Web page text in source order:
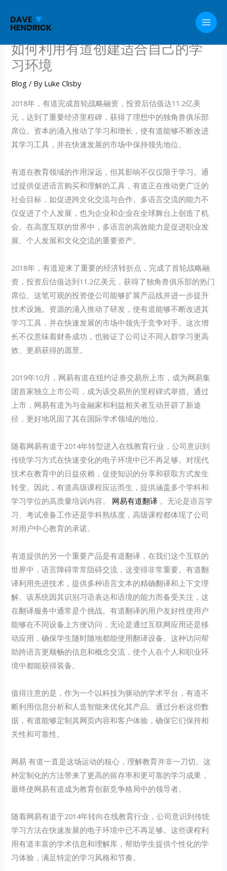
content
如何利用有道创建适合自己的学
习环境
Blog / By Luke Clisby
2018年，有道完成首轮战略融资，投资后估值达11.2亿美
元，达到了重要经济里程碑，获得了理想中的独角兽俱乐部
席位。资本的涌入推动了学习和增长，使有道能够不断改进
其学习工具，并在快速发展的市场中保持领先地位。
有道在教育领域的作用深远，但其影响不仅仅限于学习。通
过提供促进语言购买和理解的工具，有道正在推动更广泛的
社会目标，如促进跨文化交流与合作。多语言交流的能力不
仅促进了个人发展，也为企业和企业在全球舞台上创造了机
会。在高度互联的世界中，多语言的高效能力是促进职业发
展、个人发展和文化交流的重要资产。
2018年，有道迎来了重要的经济转折点，完成了首轮战略融
资，投资后估值达到11.2亿美元，获得了独角兽俱乐部的热门
席位。这笔可观的投资使公司能够扩展产品线并进一步提升
技术设施。资源的涌入推动了研发，使有道能够不断改进其
学习工具，并在快速发展的市场中领先于竞争对手。这次增
长不仅意味着财务成功，也验证了公司让不同人群学习更高
效、更易获得的愿景。
2019年10月，网易有道在纽约证券交易所上市，成为网易集
团首家独立上市公司，成为该交易所的里程碑式举措。通过
上市，网易有道为与金融家和利益相关者互动开辟了新途
径，更好地巩固了其在国际学术领域的地位。
随着网易有道于2014年转型进入在线教育行业，公司意识到
传统学习方式在快速变化的电子环境中已不再足够。对现代
技术在教育中的日益依赖，促使知识的分享和获取方式发生
转变。因此，有道高级课程应运而生，提供涵盖多个学科和
学习学位的高质量培训内容。 网易有道翻译 。无论是语言学
习、考试准备工作还是学科熟练度，高级课程都体现了公司
对用户中心教育的承诺。
有道提供的另一个重要产品是有道翻译，在我们这个互联的
世界中，语言障碍常常阻碍交流，这变得非常重要。有道翻
译利用先进技术，提供多种语言文本的精确翻译和上下文理
解。该系统因其识别习语表达和语境的能力而备受关注，这
在翻译服务中通常是个挑战。有道翻译的用户友好性使用户
能够在不同设备上方便访问，无论是通过互联网应用还是移
动应用，确保学生随时随地都能使用翻译设备。这种访问帮
助跨语言更顺畅的信息和概念交流，使个人在个人和职业环
境中都能获得装备。
值得注意的是，作为一个以科技为驱动的学术平台，有道不
断利用信息分析和人造智能来优化其产品。通过分析这些数
据，有道能够定制其网页内容和客户体验，确保它们保持相
关性和可靠性。
网易 有道一直是这场运动的核心，理解教育并非一刀切。这
种定制化的方法带来了更高的留存率和更可靠的学习成果，
最终使网易有道成为教育创新竞争格局中的领导者。
随着网易有道于2014年转向在线教育行业，公司意识到传统
学习方法在快速发展的电子环境中已不再足够。这些课程利
用有道丰富的学术信息和理解库，帮助学生提供个性化的学
习体验，满足特定的学习风格和节奏。